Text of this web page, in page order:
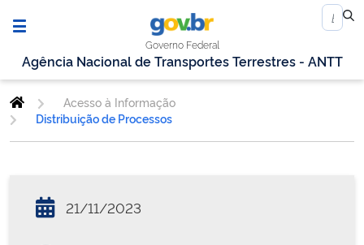
Governo Federal
Agência Nacional de Transportes Terrestres - ANTT
Acesso à Informação
Distribuição de Processos
21/11/2023